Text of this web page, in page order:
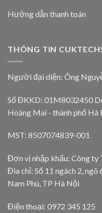
Hướng dẫn thanh toán
THÔNG TIN
Người đại diện: Ông
Số ĐKKD: 01M8032450
Hoàng Mai - thành phố
MST: 8507074839-001
Đơn vị nhập khẩu: Công ty
Đia chỉ: Số 11 ngách 2,
Nam Phú, TP Hà Nội
Điện thoại: 0972 345 125